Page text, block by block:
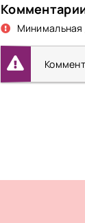
Минимальная